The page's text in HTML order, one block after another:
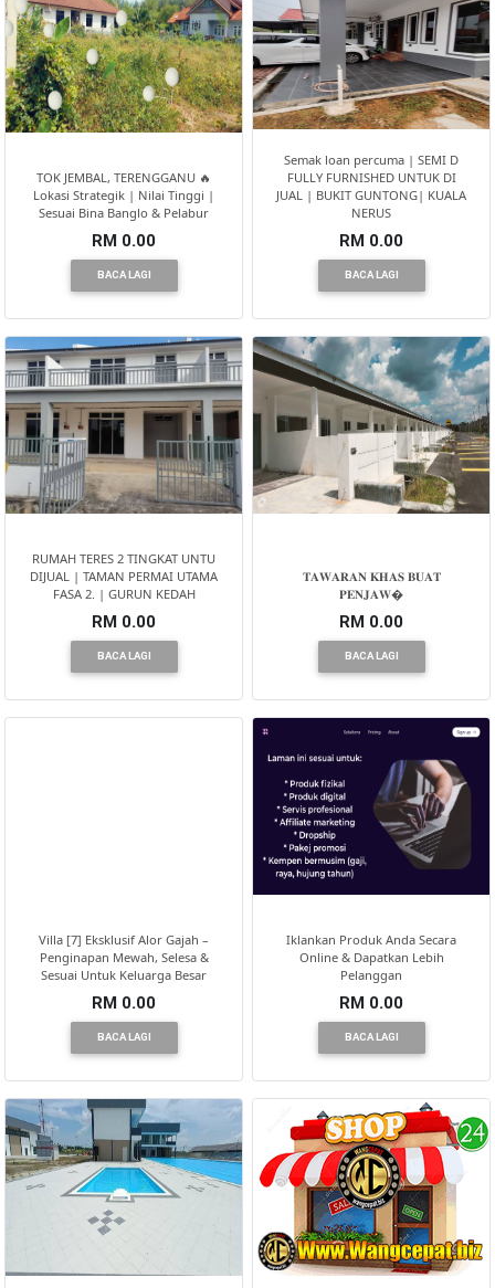
TOK JEMBAL, TERENGGANU 🔥
Lokasi Strategik | Nilai Tinggi |
Sesuai Bina Banglo & Pelabur
RM 0.00
BACA LAGI
Semak loan percuma | SEMI D
FULLY FURNISHED UNTUK DI
JUAL | BUKIT GUNTONG| KUALA
NERUS
RM 0.00
BACA LAGI
RUMAH TERES 2 TINGKAT UNTU
DIJUAL | TAMAN PERMAI UTAMA
FASA 2. | GURUN KEDAH
RM 0.00
BACA LAGI
𝐓𝐀𝐖𝐀𝐑𝐀𝐍 𝐊𝐇𝐀𝐒 𝐁𝐔𝐀𝐓
𝐏𝐄𝐍𝐉𝐀𝐖�
RM 0.00
BACA LAGI
Villa [7] Eksklusif Alor Gajah –
Penginapan Mewah, Selesa &
Sesuai Untuk Keluarga Besar
RM 0.00
BACA LAGI
Iklankan Produk Anda Secara
Online & Dapatkan Lebih
Pelanggan
RM 0.00
BACA LAGI